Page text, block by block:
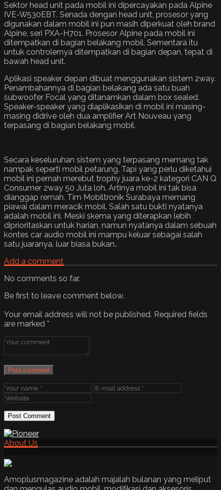
Sektor head unit pada mobil ini dipercayakan pada Alpine
IVE-W530EBT. Senada dengan head unit, prosesor yang
digunakan dalam mobil ini pun masih diperkuat oleh brand
Alpine, seri PXA-H701. Prosesor Alpine pada mobil ini
ditempatkan di bagian belakang mobil. Sementara itu
untuk controlernya ditempatkan di bagian depan, tepat di
bawah head unit.
Aplikasi speaker depan dibuat menggunakan sistem 2way.
Penambahannya di bagian belakang ada satu buah
subwoofer Focal yang ditanamkan dalam box sealed.
Speaker-speaker yang diaplikasikan di mobil ini masing-
masing didrive oleh dua amplifier Art Nouveau yang
terpasang di bagian belakang mobil.
Secara keseluruhan sistem yang terpasang memang tak
nampak seperti mobil petarung. Tapi yang perlu diketahui
mobil ini pernah merebut trophy juara ke-2 kategori CAN Q
Consumer 2way 50 Juta loh. Artinya mobil ini tak bisa
dianggap remah. Tim Mobiltronik Surabaya memang
piawai dalam meracik mobil. Salah satu bukti nyatanya
adalah mobil ini. Meski skema yang diterapkan lebih
diprioritaskan untuk harian, namun nyatanya dalam sebuah
kontes car audio mobil ini mampu keluar sebagai salah
satu juaranya. luar biasa bukan..
Add a comment
No comments so far.
Be first to leave comment below.
Your email address will not be published. Required fields
are marked *
Post comment
About Us
Amoplusmagazine adalah majalah bulanan yang meliput